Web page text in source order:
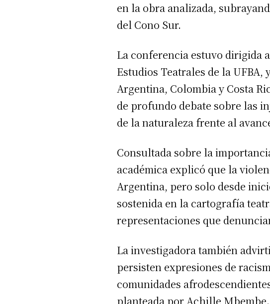
en la obra analizada,
del Cono Sur.
La conferencia estuvo dirigida
Estudios Teatrales de la
Argentina, Colombia y Costa
de profundo debate sobre las
de la naturaleza frente al
Consultada sobre la
académica explicó que la
Argentina, pero solo desde
sostenida en la cartografía
representaciones que
La investigadora también
persisten expresiones de
comunidades
planteada por Achille Mbembe.